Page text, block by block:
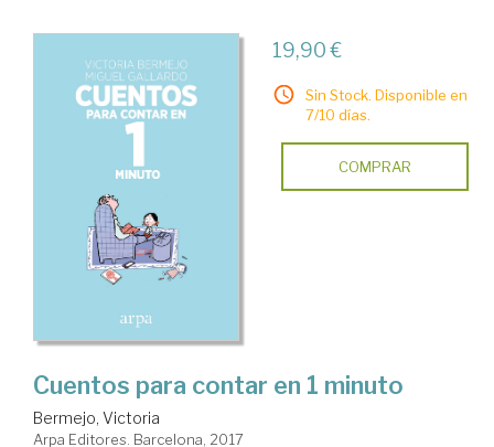
19,90 €
Sin Stock. Disponible en
7/10 días.
COMPRAR
Cuentos para contar en 1 minuto
Bermejo, Victoria
Arpa Editores. Barcelona, 2017